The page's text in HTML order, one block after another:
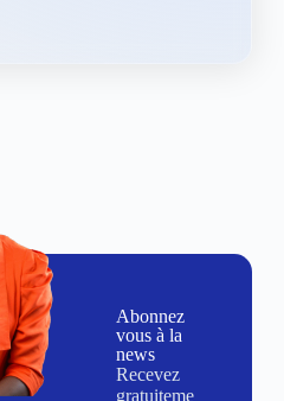
Abonnez
vous à la
news
Recevez
gratuiteme